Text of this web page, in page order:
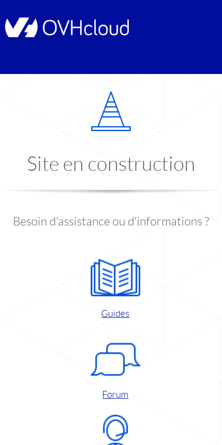
Site en construction
Besoin d'assistance ou d'informations ?
Guides
Forum